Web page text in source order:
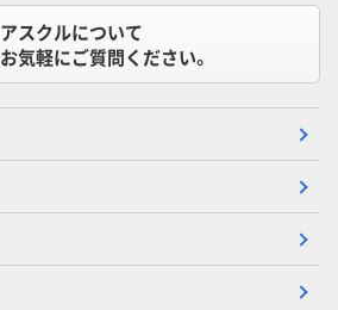
アスクルについて
お気軽にご質問ください。